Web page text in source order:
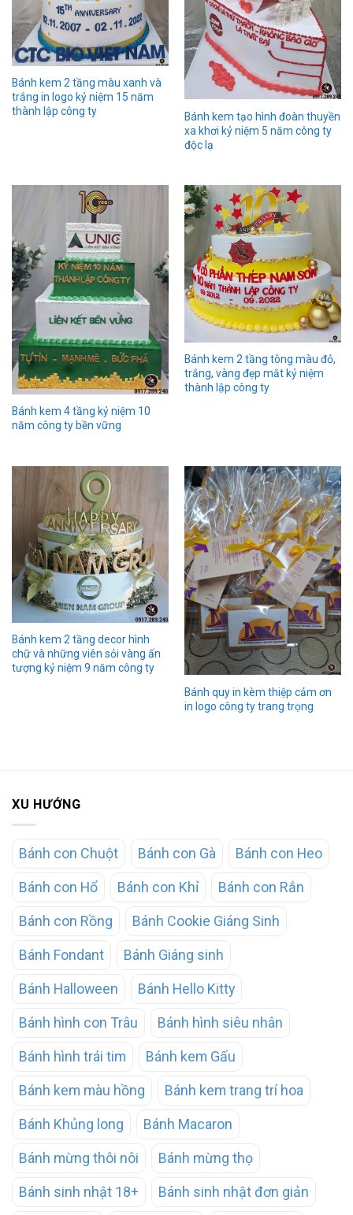
Bánh kem 2 tầng màu xanh và
trắng in logo kỷ niệm 15 năm
thành lập công ty
Bánh kem tạo hình đoàn thuyền
xa khơi kỷ niệm 5 năm công ty
độc lạ
Bánh kem 4 tầng kỷ niệm 10
năm công ty bền vững
Bánh kem 2 tầng tông màu đỏ,
trắng, vàng đẹp mắt kỷ niệm
thành lập công ty
Bánh kem 2 tầng decor hình
chữ và những viên sỏi vàng ấn
tượng kỷ niệm 9 năm công ty
Bánh quy in kèm thiệp cảm ơn
in logo công ty trang trọng
XU HƯỚNG
Bánh con Chuột Bánh con Gà Bánh con Heo
Bánh con Hổ Bánh con Khỉ Bánh con Rắn
Bánh con Rồng Bánh Cookie Giáng Sinh
Bánh Fondant Bánh Giáng sinh
Bánh Halloween Bánh Hello Kitty
Bánh hình con Trâu Bánh hình siêu nhân
Bánh hình trái tim Bánh kem Gấu
Bánh kem màu hồng Bánh kem trang trí hoa
Bánh Khủng long Bánh Macaron
Bánh mừng thôi nôi Bánh mừng thọ
Bánh sinh nhật 18+ Bánh sinh nhật đơn giản